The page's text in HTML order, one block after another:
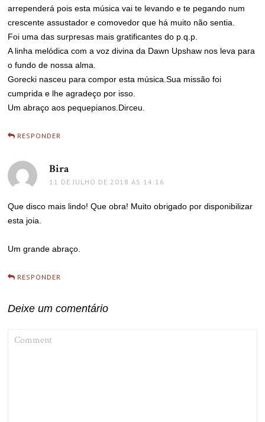
arrependerá pois esta música vai te levando e te pegando num
crescente assustador e comovedor que há muito não sentia.
Foi uma das surpresas mais gratificantes do p.q.p.
A linha melódica com a voz divina da Dawn Upshaw nos leva para
o fundo de nossa alma.
Gorecki nasceu para compor esta música.Sua missão foi
cumprida e lhe agradeço por isso.
Um abraço aos pequepianos.Dirceu.
RESPONDER
Bira
11 DE JULHO DE 2018 ÀS 14:16
Que disco mais lindo! Que obra! Muito obrigado por disponibilizar
esta joia.
Um grande abraço.
RESPONDER
Deixe um comentário